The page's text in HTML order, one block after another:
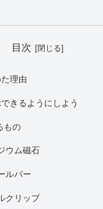
目次
理由
きるようにしよう
もの
ウム磁石
ルバー
クリップ